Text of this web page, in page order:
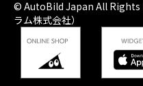
© AutoBild Japan All Rights
ラム株式会社）